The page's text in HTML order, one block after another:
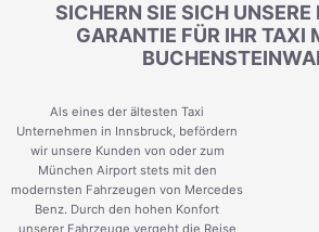
SICHERN SIE SICH
GARANTIE FÜR IHR TAXI
Als eines der ältesten Taxi
Unternehmen in Innsbruck, befördern
wir unsere Kunden von oder zum
München Airport stets mit den
modernsten Fahrzeugen von Mercedes
Benz. Durch den hohen Konfort
unserer Fahrzeuge vergeht die Reise